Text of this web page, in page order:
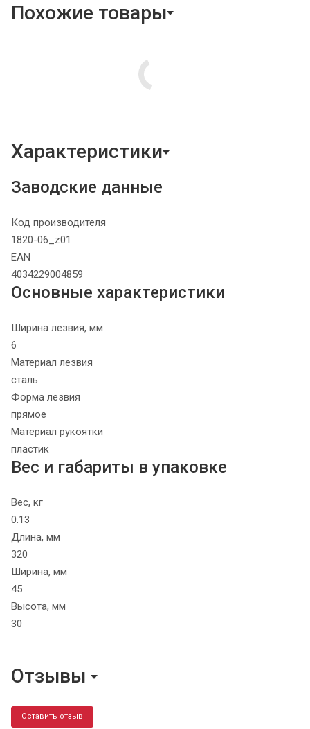
Похожие товары
Характеристики
Заводские данные
Код производителя
1820-06_z01
EAN
4034229004859
Основные характеристики
Ширина лезвия, мм
6
Материал лезвия
сталь
Форма лезвия
прямое
Материал рукоятки
пластик
Вес и габариты в упаковке
Вес, кг
0.13
Длина, мм
320
Ширина, мм
45
Высота, мм
30
Отзывы
Оставить отзыв